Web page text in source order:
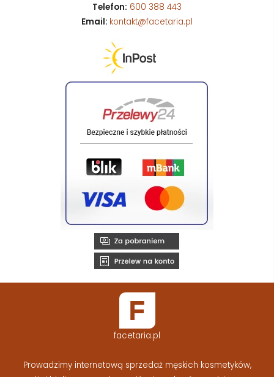
Telefon: 600 388 443
Email: kontakt@facetaria.pl
facetaria.pl
Prowadzimy internetową sprzedaż męskich kosmetyków,